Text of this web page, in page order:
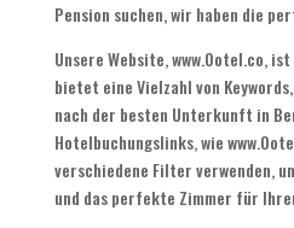
Pension suchen, wir haben die
Unsere Website, www.Ootel.co,
bietet eine Vielzahl von
nach der besten Unterkunft in
Hotelbuchungslinks, wie
verschiedene Filter verwenden,
und das perfekte Zimmer für